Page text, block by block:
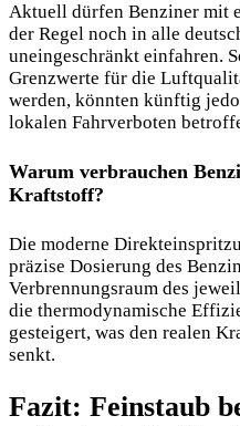
Aktuell dürfen Benziner mit
der Regel noch in alle
uneingeschränkt einfahren.
Grenzwerte für die
werden, könnten künftig
lokalen Fahrverboten
Warum verbrauchen
Kraftstoff?
Die moderne
präzise Dosierung des
Verbrennungsraum des
die thermodynamische
gesteigert, was den realen
senkt.
Fazit: Feinstaub